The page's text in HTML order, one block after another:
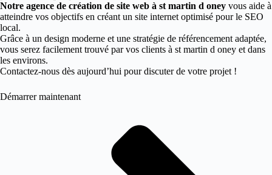
Notre agence de création de site web à st martin d oney vous aide à
atteindre vos objectifs en créant un site internet optimisé pour le SEO
local.
Grâce à un design moderne et une stratégie de référencement adaptée,
vous serez facilement trouvé par vos clients à st martin d oney et dans
les environs.
Contactez-nous dès aujourd’hui pour discuter de votre projet !
Démarrer maintenant